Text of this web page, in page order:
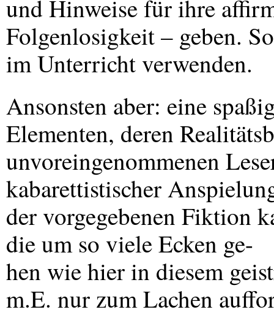
und Hinweise für ihre
Folgenlosigkeit – geben.
im Unterricht verwenden.
Ansonsten aber: eine
Elementen, deren
unvoreingenommenen
kabarettistischer
der vorgegebenen Fiktion
die um so viele Ecken ge-
hen wie hier in diesem
m.E. nur zum Lachen